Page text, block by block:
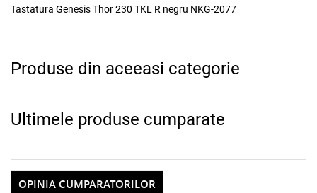
Tastatura Genesis Thor 230 TKL R negru NKG-2077
Produse din aceeasi categorie
Ultimele produse cumparate
OPINIA CUMPARATORILOR
Adauga la favorite